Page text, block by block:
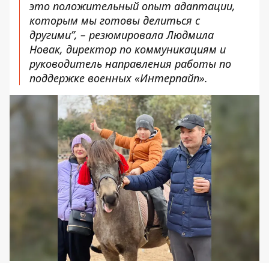
это положительный опыт адаптации,
которым мы готовы делиться с
другими”, – резюмировала Людмила
Новак, директор по коммуникациям и
руководитель направления работы по
поддержке военных «Интерпайп».